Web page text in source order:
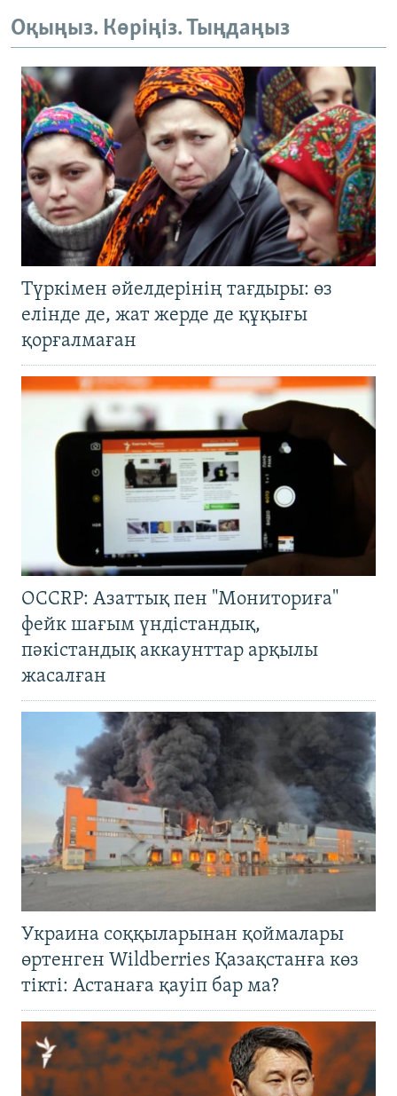
Оқыңыз. Көріңіз. Тыңдаңыз
Түркімен әйелдерінің тағдыры: өз
елінде де, жат жерде де құқығы
қорғалмаған
OCCRP: Азаттық пен "Мониториға"
фейк шағым үндістандық,
пәкістандық аккаунттар арқылы
жасалған
Украина соққыларынан қоймалары
өртенген Wildberries Қазақстанға көз
тікті: Астанаға қауіп бар ма?